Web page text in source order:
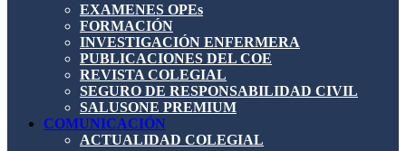
EXAMENES OPEs
FORMACIÓN
INVESTIGACIÓN ENFERMERA
PUBLICACIONES DEL COE
REVISTA COLEGIAL
SEGURO DE RESPONSABILIDAD CIVIL
SALUSONE PREMIUM
COMUNICACIÓN
ACTUALIDAD COLEGIAL